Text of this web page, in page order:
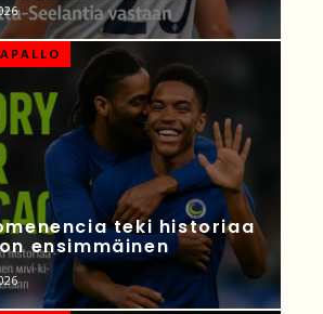
teki historiaa
ensimmäinen